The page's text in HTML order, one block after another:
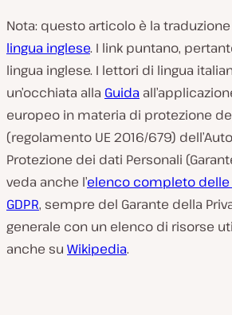
Nota: questo articolo è la traduzione
lingua inglese. I link puntano,
lingua inglese. I lettori di lingua
un’occhiata alla Guida
europeo in materia di protezione
(regolamento UE 2016/679)
Protezione dei dati Personali
veda anche l’elenco completo
GDPR, sempre del Garante della
generale con un elenco di risorse
anche su Wikipedia.